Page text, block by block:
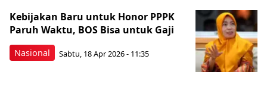
Nasional
Kebijakan Baru untuk Honor PPPK
Paruh Waktu, BOS Bisa untuk Gaji
Sabtu, 18 Apr 2026 - 11:35